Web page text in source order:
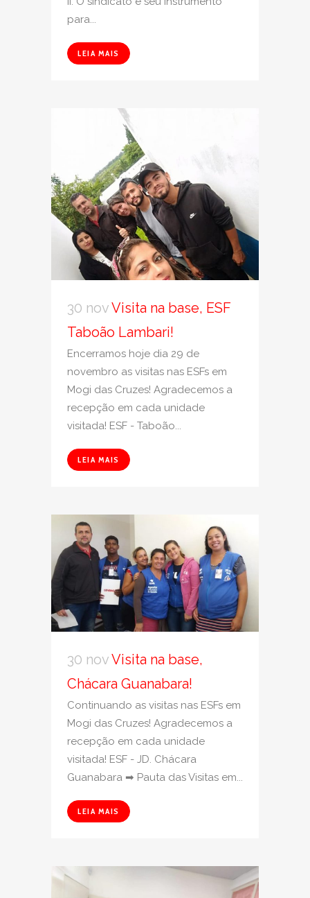
para...
LEIA MAIS
30 novVisita na base, ESF
Taboão Lambari!
Encerramos hoje dia 29 de
novembro as visitas nas ESFs em
Mogi das Cruzes! Agradecemos a
recepção em cada unidade
visitada! ESF - Taboão...
LEIA MAIS
30 novVisita na base,
Chácara Guanabara!
Continuando as visitas nas ESFs em
Mogi das Cruzes! Agradecemos a
recepção em cada unidade
visitada! ESF - JD. Chácara
Guanabara ➡ Pauta das Visitas em...
LEIA MAIS